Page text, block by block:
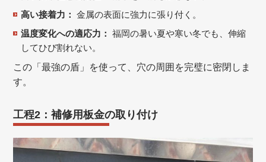
高い接着力： 金属の表面に強力に張り付く。
温度変化への適応力： 福岡の暑い夏や寒い冬でも、伸縮
してひび割れない。
この「最強の盾」を使って、穴の周囲を完璧に密閉しま
す。
工程2：補修用板金の取り付け